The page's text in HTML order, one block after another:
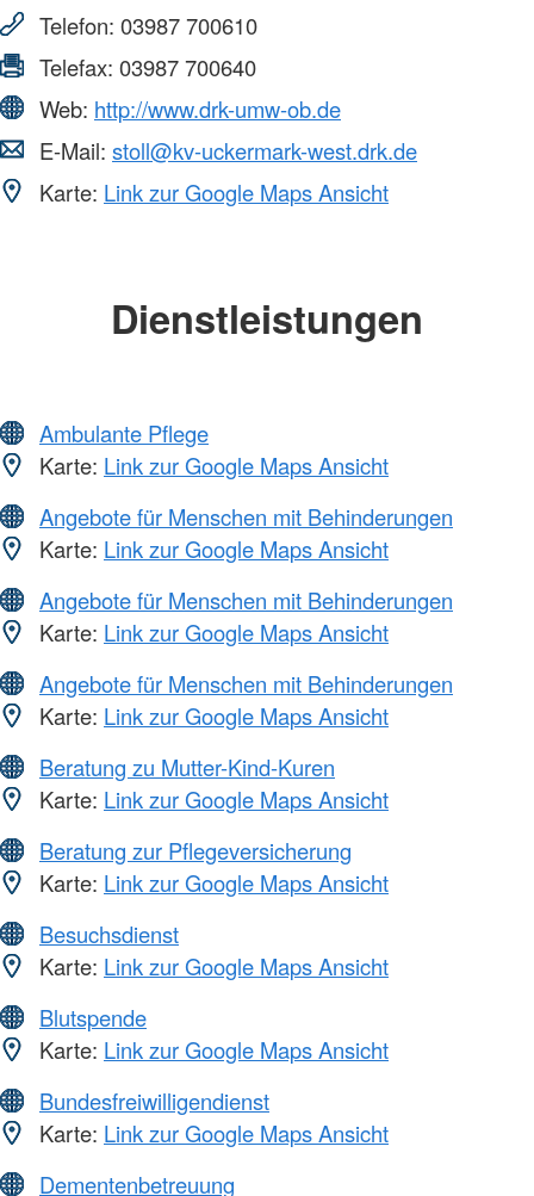
Telefon: 03987 700610
Telefax: 03987 700640
Web: http://www.drk-umw-ob.de
E-Mail: stoll@kv-uckermark-west.drk.de
Karte: Link zur Google Maps Ansicht
Dienstleistungen
Ambulante Pflege
Karte: Link zur Google Maps Ansicht
Angebote für Menschen mit Behinderungen
Karte: Link zur Google Maps Ansicht
Angebote für Menschen mit Behinderungen
Karte: Link zur Google Maps Ansicht
Angebote für Menschen mit Behinderungen
Karte: Link zur Google Maps Ansicht
Beratung zu Mutter-Kind-Kuren
Karte: Link zur Google Maps Ansicht
Beratung zur Pflegeversicherung
Karte: Link zur Google Maps Ansicht
Besuchsdienst
Karte: Link zur Google Maps Ansicht
Blutspende
Karte: Link zur Google Maps Ansicht
Bundesfreiwilligendienst
Karte: Link zur Google Maps Ansicht
Dementenbetreuung